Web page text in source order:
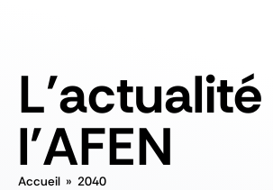
l'AFEN
Accueil » 2040